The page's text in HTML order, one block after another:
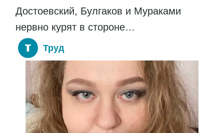
Достоевский, Булгаков и Мураками
нервно курят в стороне…
Труд